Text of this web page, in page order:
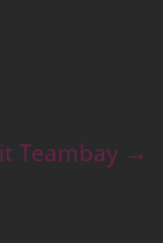
Teambay →